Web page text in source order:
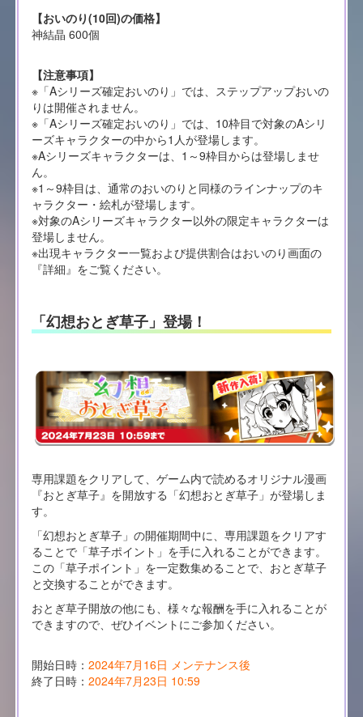
【おいのり(10回)の価格】
神結晶 600個
【注意事項】
※「Aシリーズ確定おいのり」では、ステップアップおいの
りは開催されません。
※「Aシリーズ確定おいのり」では、10枠目で対象のAシリ
ーズキャラクターの中から1人が登場します。
※Aシリーズキャラクターは、1～9枠目からは登場しませ
ん。
※1～9枠目は、通常のおいのりと同様のラインナップのキ
ャラクター・絵札が登場します。
※対象のAシリーズキャラクター以外の限定キャラクターは
登場しません。
※出現キャラクター一覧および提供割合はおいのり画面の
『詳細』をご覧ください。
「幻想おとぎ草子」登場！
専用課題をクリアして、ゲーム内で読めるオリジナル漫画
『おとぎ草子』を開放する「幻想おとぎ草子」が登場しま
す。
「幻想おとぎ草子」の開催期間中に、専用課題をクリアす
ることで「草子ポイント」を手に入れることができます。
この「草子ポイント」を一定数集めることで、おとぎ草子
と交換することができます。
おとぎ草子開放の他にも、様々な報酬を手に入れることが
できますので、ぜひイベントにご参加ください。
開始日時： 2024年7月16日 メンテナンス後
終了日時： 2024年7月23日 10:59